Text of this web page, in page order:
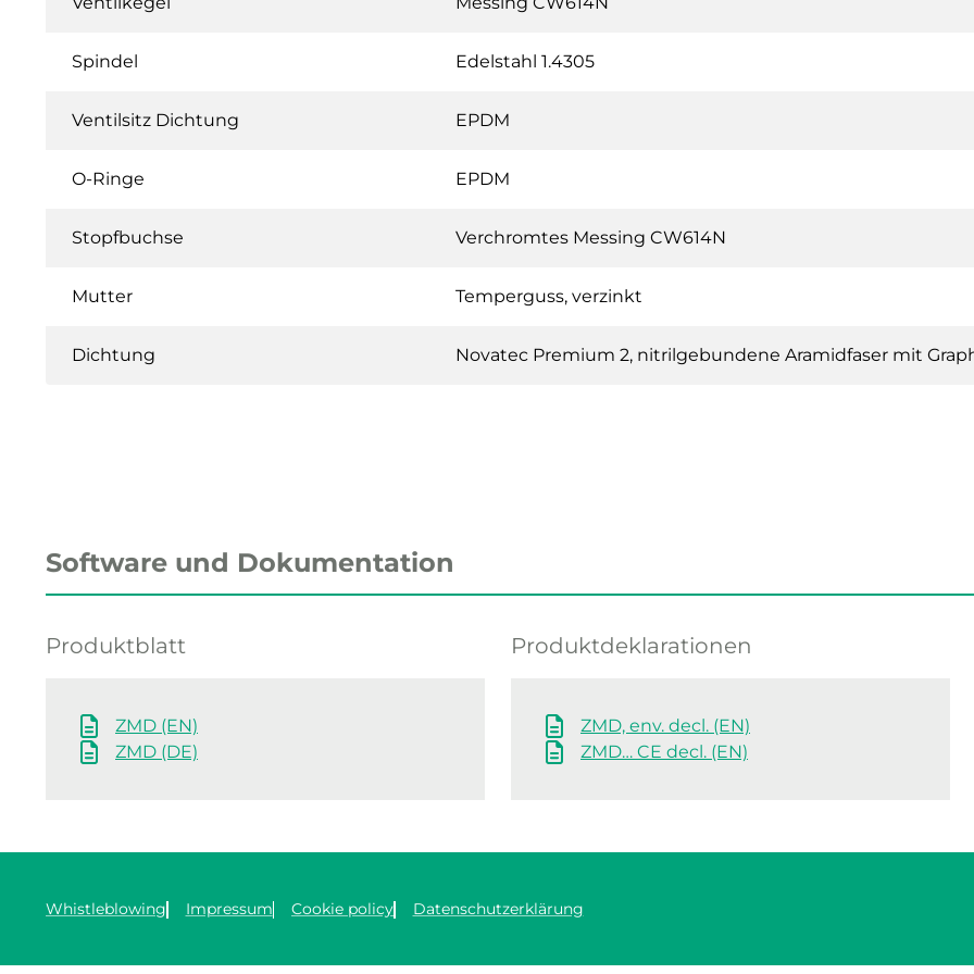
Spindel Edelstahl 1.4305
Ventilsitz Dichtung EPDM
O-Ringe EPDM
Stopfbuchse Verchromtes Messing CW614N
Mutter Temperguss, verzinkt
Dichtung Novatec Premium 2, nitrilgebundene Aramidfaser mit
Software und Dokumentation
Produktblatt
ZMD (EN)
ZMD (DE)
Produktdeklarationen
ZMD, env. decl. (EN)
ZMD… CE decl. (EN)
Whistleblowing Impressum Cookie policy Datenschutzerklärung